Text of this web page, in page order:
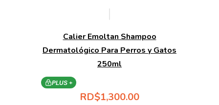
Calier Emoltan Shampoo
Dermatológico Para Perros y Gatos
250ml
PLUS +
RD$1,300.00